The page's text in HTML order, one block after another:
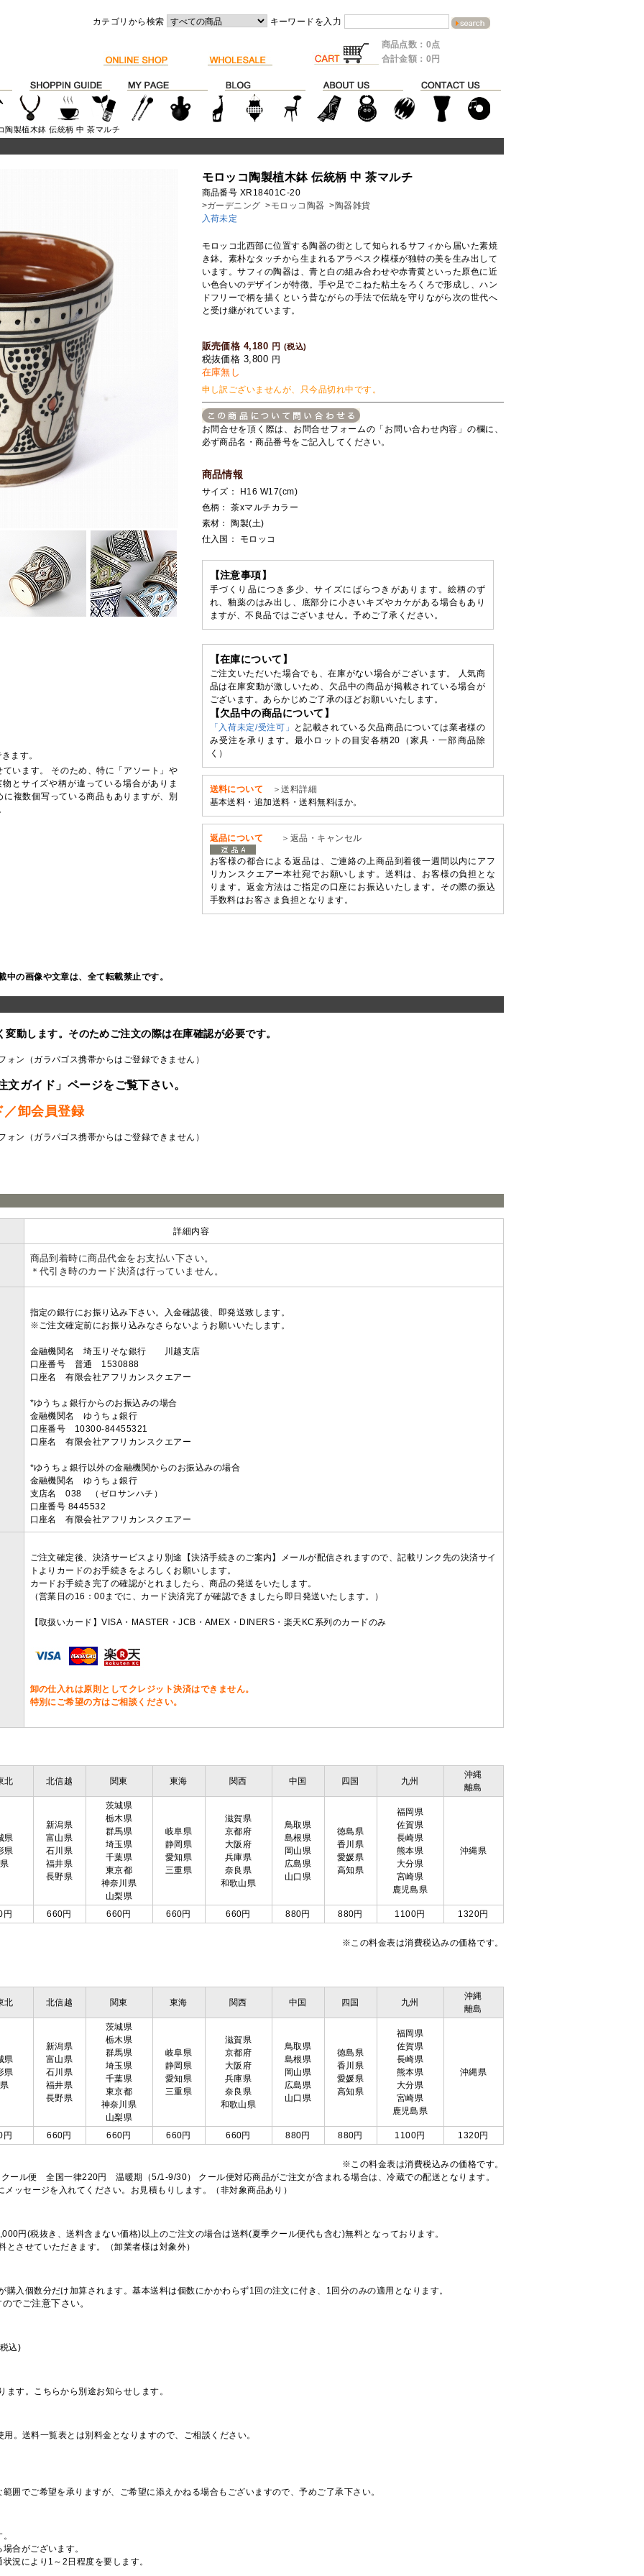
カテゴリから検索 キーワードを入力
商品点数：0点
合計金額：0円
陶製植木鉢 伝統柄 中 茶マルチ
ます。
います。 そのため、特に「アソート」や
とサイズや柄が違っている場合がありま
複数個写っている商品もありますが、別
モロッコ陶製植木鉢 伝統柄 中 茶マルチ
商品番号 XR18401C-20
>ガーデニング >モロッコ陶器 >陶器雑貨
入荷未定
モロッコ北西部に位置する陶器の街として知られるサフィから届いた素焼
き鉢。素朴なタッチから生まれるアラベスク模様が独特の美を生み出して
います。サフィの陶器は、青と白の組み合わせや赤青黄といった原色に近
い色合いのデザインが特徴。手や足でこねた粘土をろくろで形成し、ハン
ドフリーで柄を描くという昔ながらの手法で伝統を守りながら次の世代へ
と受け継がれています。
販売価格 4,180 円 (税込)
税抜価格 3,800 円
在庫無し
申し訳ございませんが、只今品切れ中です。
お問合せを頂く際は、お問合せフォームの「お問い合わせ内容」の欄に、
必ず商品名・商品番号をご記入してください。
商品情報
サイズ： H16 W17(cm)
色柄： 茶xマルチカラー
素材： 陶製(土)
仕入国： モロッコ
【注意事項】
手づくり品につき多少、サイズにばらつきがあります。絵柄のず
れ、釉薬のはみ出し、底部分に小さいキズやカケがある場合もあり
ますが、不良品ではございません。予めご了承ください。
【在庫について】
ご注文いただいた場合でも、在庫がない場合がございます。 人気商
品は在庫変動が激しいため、欠品中の商品が掲載されている場合が
ございます。あらかじめご了承のほどお願いいたします。
【欠品中の商品について】
「入荷未定/受注可」
と記載されている欠品商品については業者様の
み受注を承ります。最小ロットの目安各柄20（家具・一部商品除
く）
送料について
＞送料詳細
基本送料・追加送料・送料無料ほか。
返品について ＞返品・キャンセル
お客様の都合による返品は、ご連絡の上商品到着後一週間以内にアフ
リカンスクエアー本社宛でお願いします。送料は、お客様の負担とな
ります。返金方法はご指定の口座にお振込いたします。その際の振込
手数料はお客さま負担となります。
中の画像や文章は、全て転載禁止です。
動します。そのためご注文の際は在庫確認が必要です。
ン（ガラパゴス携帯からはご登録できません）
ガイド」ページをご覧下さい。
／卸会員登録
ン（ガラパゴス携帯からはご登録できません）
詳細内容
商品到着時に商品代金をお支払い下さい。
＊代引き時のカード決済は行っていません。
指定の銀行にお振り込み下さい。入金確認後、即発送致します。
※ご注文確定前にお振り込みなさらないようお願いいたします。
金融機関名 埼玉りそな銀行 川越支店
口座番号 普通 1530888
口座名 有限会社アフリカンスクエアー
*ゆうちょ銀行からのお振込みの場合
金融機関名 ゆうちょ銀行
口座番号 10300-84455321
口座名 有限会社アフリカンスクエアー
*ゆうちょ銀行以外の金融機関からのお振込みの場合
金融機関名 ゆうちょ銀行
支店名 038 （ゼロサンハチ）
口座番号 8445532
口座名 有限会社アフリカンスクエアー
ご注文確定後、決済サービスより別途【決済手続きのご案内】メールが配信されますので、記載リンク先の決済サイ
トよりカードのお手続きをよろしくお願いします。
カードお手続き完了の確認がとれましたら、商品の発送をいたします。
（営業日の16：00までに、カード決済完了が確認できましたら即日発送いたします。）
【取扱いカード】VISA・MASTER・JCB・AMEX・DINERS・楽天KC系列のカードのみ
卸の仕入れは原則としてクレジット決済はできません。
特別にご希望の方はご相談ください。
北 北信越 関東 東海 関西 中国 四国 九州
沖縄
離島
県
県
県
新潟県
富山県
石川県
福井県
長野県
茨城県
栃木県
群馬県
埼玉県
千葉県
東京都
神奈川県
山梨県
岐阜県
静岡県
愛知県
三重県
滋賀県
京都府
大阪府
兵庫県
奈良県
和歌山県
鳥取県
島根県
岡山県
広島県
山口県
徳島県
香川県
愛媛県
高知県
福岡県
佐賀県
長崎県
熊本県
大分県
宮崎県
鹿児島県
沖縄県
円 660円 660円 660円 660円 880円 880円 1100円 1320円
※この料金表は消費税込みの価格です。
北 北信越 関東 東海 関西 中国 四国 九州
沖縄
離島
県
県
県
新潟県
富山県
石川県
福井県
長野県
茨城県
栃木県
群馬県
埼玉県
千葉県
東京都
神奈川県
山梨県
岐阜県
静岡県
愛知県
三重県
滋賀県
京都府
大阪府
兵庫県
奈良県
和歌山県
鳥取県
島根県
岡山県
広島県
山口県
徳島県
香川県
愛媛県
高知県
福岡県
佐賀県
長崎県
熊本県
大分県
宮崎県
鹿児島県
沖縄県
円 660円 660円 660円 660円 880円 880円 1100円 1320円
※この料金表は消費税込みの価格です。
ール便 全国一律220円 温暖期（5/1-9/30） クール便対応商品がご注文が含まれる場合は、冷蔵での配送となります。
ッセージを入れてください。お見積もりします。（非対象商品あり）
円(税抜き、送料含まない価格)以上のご注文の場合は送料(夏季クール便代も含む)無料となっております。
させていただきます。（卸業者様は対象外）
入個数分だけ加算されます。基本送料は個数にかかわらず1回の注文に付き、1回分のみの適用となります。
でご注意下さい。
込)
す。こちらから別途お知らせします。
。送料一覧表とは別料金となりますので、ご相談ください。
囲でご希望を承りますが、ご希望に添えかねる場合もございますので、予めご了承下さい。
合がございます。
況により1～2日程度を要します。